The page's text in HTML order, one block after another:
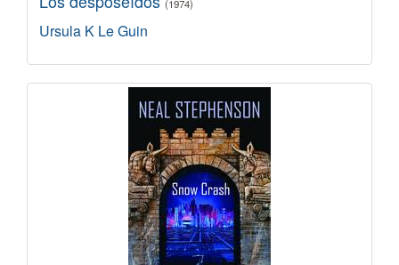
(1974)
Ursula K Le Guin